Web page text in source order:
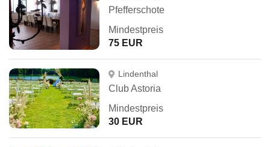
Pfefferschote
Mindestpreis
75 EUR
Lindenthal
Club Astoria
Mindestpreis
30 EUR